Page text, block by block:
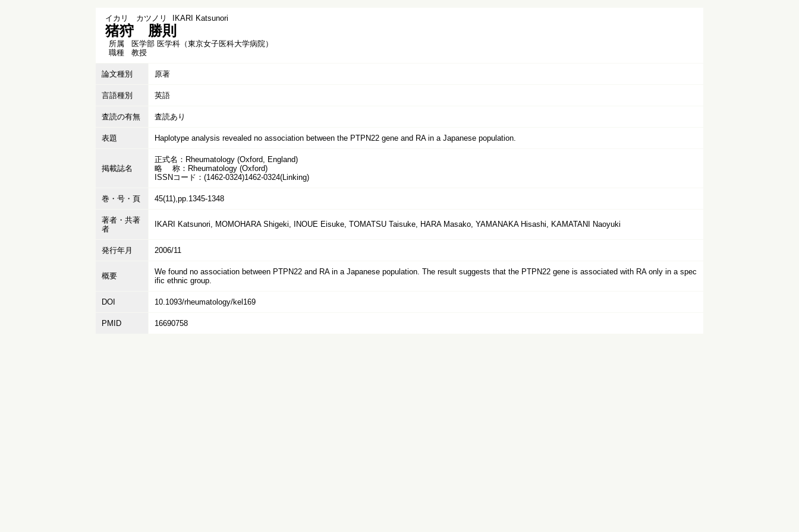
イカリ カツノリ IKARI Katsunori
猪狩 勝則
所属
医学部 医学科（東京女子医科大学病院）
職種
教授
論文種別 原著
言語種別 英語
査読の有無 査読あり
表題 Haplotype analysis revealed no association between the PTPN22 gene and RA in a Japanese population.
掲載誌名
正式名：Rheumatology (Oxford, England)
略 称：Rheumatology (Oxford)
ISSNコード：(1462-0324)1462-0324(Linking)
巻・号・頁 45(11),pp.1345-1348
著者・共著
者
IKARI Katsunori, MOMOHARA Shigeki, INOUE Eisuke, TOMATSU Taisuke, HARA Masako, YAMANAKA Hisashi, KAMATANI Naoyuki
発行年月 2006/11
概要
We found no association between PTPN22 and RA in a Japanese population. The result suggests that the PTPN22 gene is associated with RA only in a spec
ific ethnic group.
DOI 10.1093/rheumatology/kel169
PMID 16690758